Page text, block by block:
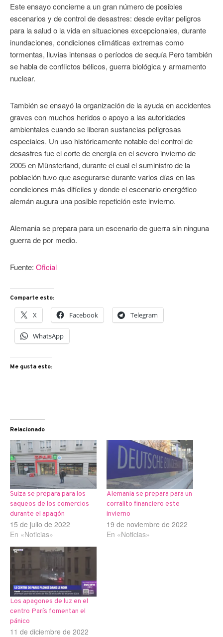
Este ensayo concierne a un gran número de posibles
escenarios y de control de desastres: desde evitar peligros
para la salud o la vida en situaciones excepcionales, durante
inundaciones, condiciones climáticas extremas como
tormentas, lluvias intensas o períodos de sequía Pero también
se habla de conflictos bélicos, guerra biológica y armamento
nuclear.
También se ensayó la organización de la ayuda en accidentes
graves con muchos heridos o apoyo a las autoridades
ambientales cuando se liberan sustancias peligrosas
especiales. Un uso históricamente notable del control de
desastres fue el corte de energía en el severo invierno de
2005 en Münsterland, durante el cual el suministro de la
población tuvo que asegurarse durante varios días en las
condiciones más difíciles y donde el escenario energético
alemán augura una posible repetición este invierno.
Alemania se prepara para un escenario de guerra sin ninguna
guerra de por medio.
Fuente: Oficial
Comparte esto:
X Facebook Telegram
WhatsApp
Me gusta esto:
Relacionado
Suiza se prepara para los
saqueos de los comercios
durante el apagón
15 de julio de 2022
En «Noticias»
Alemania se prepara para un
corralito financiero este
invierno
19 de noviembre de 2022
En «Noticias»
Los apagones de luz en el
centro París fomentan el
pánico
11 de diciembre de 2022